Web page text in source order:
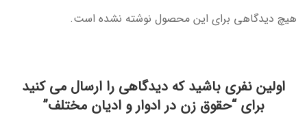
هیچ دیدگاهی برای این محصول نوشته نشده است.
اولین نفری باشید که دیدگاهی را ارسال می کنید
برای “حقوق زن در ادوار و ادیان مختلف”